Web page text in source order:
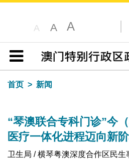
A A A
目录
首页
新闻
“琴澳联合专科门诊”今
医疗一体化进程迈向新
卫生局 / 横琴粤澳深度合作区民生